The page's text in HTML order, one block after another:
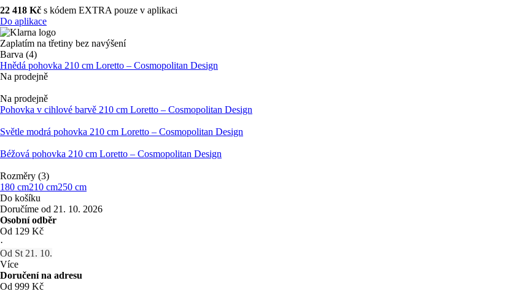
22 418 Kč s kódem EXTRA pouze v aplikaci
Do aplikace
Zaplatím na třetiny bez navýšení
Barva (4)
Hnědá pohovka 210 cm Loretto – Cosmopolitan Design
Na prodejně
Na prodejně
Pohovka v cihlové barvě 210 cm Loretto – Cosmopolitan Design
Světle modrá pohovka 210 cm Loretto – Cosmopolitan Design
Béžová pohovka 210 cm Loretto – Cosmopolitan Design
Rozměry (3)
180 cm210 cm250 cm
Do košíku
Doručíme od 21. 10. 2026
Osobní odběr
Od 129 Kč
·
Od St 21. 10.
Více
Doručení na adresu
Od 999 Kč